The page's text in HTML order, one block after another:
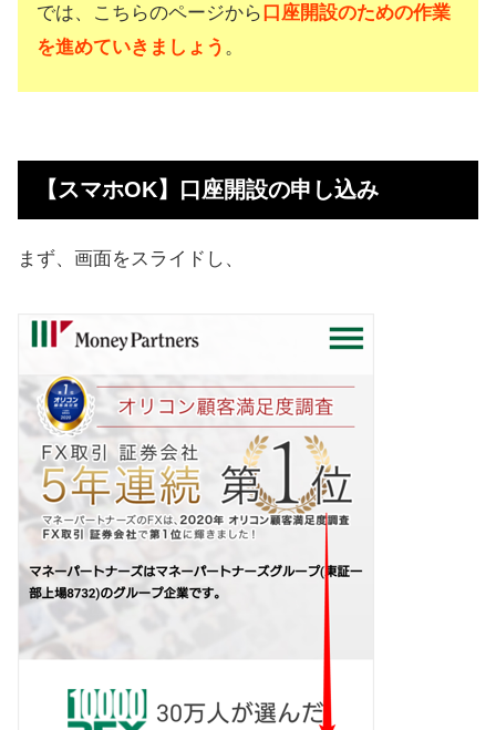
では、こちらのページから 口座開設のための作業
を進めていきましょう 。
【スマホOK】口座開設の申し込み
まず、画面をスライドし、